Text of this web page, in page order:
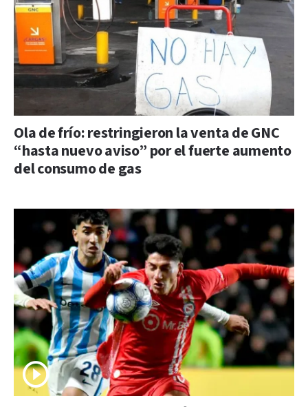
Ola de frío: restringieron la venta de GNC
“hasta nuevo aviso” por el fuerte aumento
del consumo de gas